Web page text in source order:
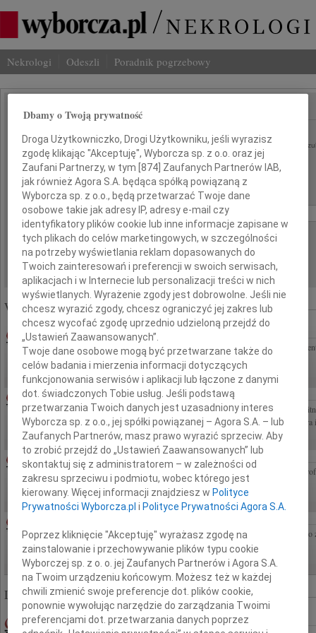
Nekrologi Odeszli Poradnik pogrzebowy
SZUKAJ NEKROLOGU
Miasto: Region:
Data:
od: do:
Liczba wyników na stronie:
Wyróżnione ogłoszenia:
EUGENIUSZ BUTRUK 07.08.2026WARSZAWA
Z ogromnym smutkiem żegnamy prof. dr. hab. Eugeniusza Butruka wybitnego
wielu pokoleń lekarzy. Rodzinie i Najbliższym śp. Profesora wyrazy szczerego...
EUGENIUSZ BUTRUK 07.08.2026CAŁA POLSKA
Z głębokim żalem żegnamy Pana Profesora dr. hab. n. med. Eugeniusza Butruka
Lekarza Wieloletniego konsultanta krajowego w dziedzinie gastroenterologii Wizjonera
EUGENIUSZ BUTRUK 07.08.2026CAŁA POLSKA
Żegnamy z poczuciem nieodżałowanej straty Mistrza i Wizjonera Gastroenterologii
Profesora nikt nie zastąpi Z żalem wychowankowie Jarosław i Anna Regułowie
Serdeczne wyrazy współczucia dla naszego Szefa Profesora Dariusza
z Kliniki Neurologii
Liczba znalezionych nekrologów: 322 885
ROMAN LAWRENCE26.06.2009WARSZAWA
Dbamy o Twoją prywatność
Droga Użytkowniczko, Drogi Użytkowniku, jeśli wyrazisz
zgodę klikając "Akceptuję", Wyborcza sp. z o.o. oraz jej
Zaufani Partnerzy, w tym [874 ] Zaufanych Partnerów IAB,
jak również Agora S.A. będąca spółką powiązaną z
Wyborcza sp. z o.o., będą przetwarzać Twoje dane
osobowe takie jak adresy IP, adresy e-mail czy
identyfikatory plików cookie lub inne informacje zapisane w
tych plikach do celów marketingowych, w szczególności
na potrzeby wyświetlania reklam dopasowanych do
Twoich zainteresowań i preferencji w swoich serwisach,
aplikacjach i w Internecie lub personalizacji treści w nich
wyświetlanych. Wyrażenie zgody jest dobrowolne. Jeśli nie
chcesz wyrazić zgody, chcesz ograniczyć jej zakres lub
chcesz wycofać zgodę uprzednio udzieloną przejdź do
„Ustawień Zaawansowanych”.
Twoje dane osobowe mogą być przetwarzane także do
celów badania i mierzenia informacji dotyczących
funkcjonowania serwisów i aplikacji lub łączone z danymi
dot. świadczonych Tobie usług. Jeśli podstawą
przetwarzania Twoich danych jest uzasadniony interes
Wyborcza sp. z o.o., jej spółki powiązanej – Agora S.A. – lub
Zaufanych Partnerów, masz prawo wyrazić sprzeciw. Aby
to zrobić przejdź do „Ustawień Zaawansowanych” lub
skontaktuj się z administratorem – w zależności od
zakresu sprzeciwu i podmiotu, wobec którego jest
kierowany. Więcej informacji znajdziesz w Polityce
Prywatności Wyborcza.pl i Polityce Prywatności Agora S.A.
Poprzez kliknięcie "Akceptuję" wyrażasz zgodę na
zainstalowanie i przechowywanie plików typu cookie
Wyborczej sp. z o. o. jej Zaufanych Partnerów i Agora S.A.
na Twoim urządzeniu końcowym. Możesz też w każdej
chwili zmienić swoje preferencje dot. plików cookie,
ponownie wywołując narzędzie do zarządzania Twoimi
preferencjami dot. przetwarzania danych poprzez